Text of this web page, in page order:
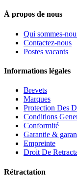
À propos de nous
Qui sommes-
Contactez-nous
Postes vacants
Informations légales
Brevets
Marques
Protection Des
Conditions
Conformité
Garantie &
Empreinte
Droit De
Rétractation